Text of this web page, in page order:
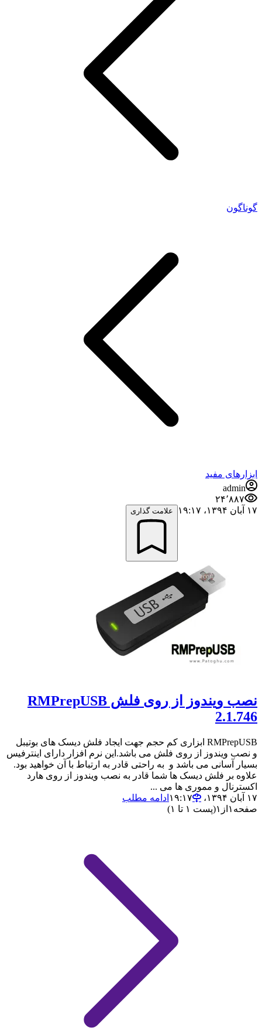
گوناگون
ابزارهای مفید
admin
۲۴٬۸۸۷
۱۷ آبان ۱۳۹۴،‏ ۱۹:۱۷
علامت گذاری
نصب ویندوز از روی فلش RMPrepUSB
2.1.746
RMPrepUSB ابزاری کم حجم جهت ایجاد فلش دیسک های بوتیبل
و نصب ویندوز از روی فلش می باشد.این نرم افزار دارای اینترفیس
بسیار آسانی می باشد و به راحتی قادر به ارتباط با آن خواهید بود.
علاوه بر فلش دیسک ها شما قادر به نصب ویندوز از روی هارد
اکسترنال و مموری ها می ...
۱۷ آبان ۱۳۹۴،‏ ۱۹:۱۷
ادامه مطلب
صفحه ۱ از ۱(پست ۱ تا ۱)